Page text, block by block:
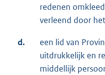
redenen
verleend door
d.
een lid van
uitdrukkelijk en
middellijk